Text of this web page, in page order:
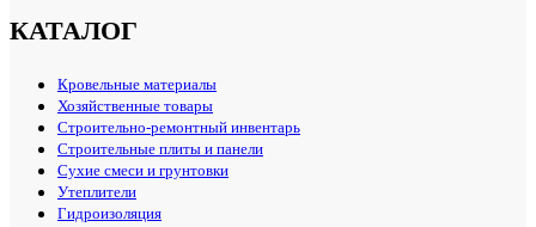
КАТАЛОГ
Кровельные материалы
Хозяйственные товары
Строительно-ремонтный инвентарь
Строительные плиты и панели
Сухие смеси и грунтовки
Утеплители
Гидроизоляция